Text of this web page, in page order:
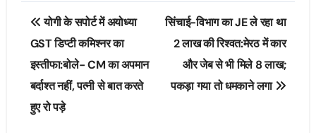
Post
navigation
योगी के सपोर्ट में अयोध्या
GST डिप्टी कमिश्नर का
इस्तीफा:बोले- CM का अपमान
बर्दाश्त नहीं, पत्नी से बात करते
हुए रो पड़े
सिंचाई-विभाग का JE ले रहा था
2 लाख की रिश्वत:मेरठ में कार
और जेब से भी मिले 8 लाख;
पकड़ा गया तो धमकाने लगा